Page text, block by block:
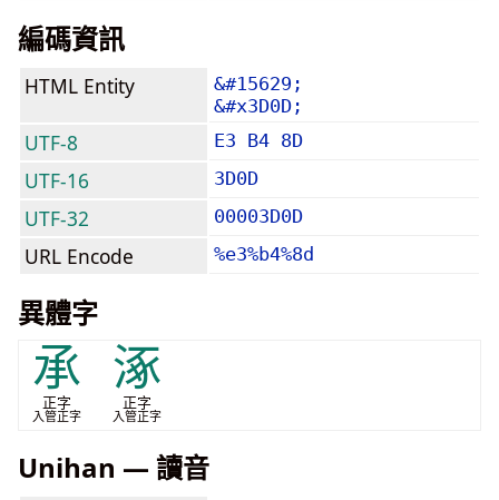
編碼資訊
HTML Entity
&#15629;
&#x3D0D;
UTF-8 E3 B4 8D
UTF-16 3D0D
UTF-32 00003D0D
URL Encode %e3%b4%8d
異體字
承
正字
入管正字
涿
正字
入管正字
Unihan — 讀音